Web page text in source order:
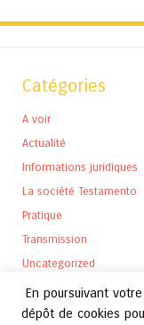
Catégories
A voir
Actualité
Informations juridiques
La société Testamento
Pratique
Transmission
Uncategorized
En poursuivant
dépôt de cookies